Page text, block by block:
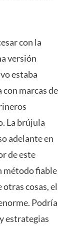
con la
versión
estaba
marcas de
La brújula
adelante en
de este
método fiable
cosas, el
Podría
estrategias